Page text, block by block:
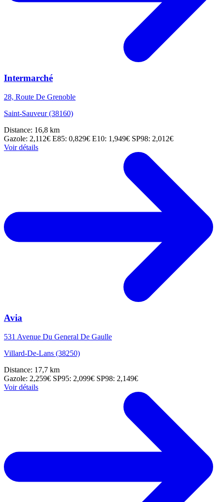
Intermarché
28, Route De Grenoble
Saint-Sauveur (38160)
Distance: 16,8 km
Gazole: 2,112€ E85: 0,829€ E10: 1,949€ SP98: 2,012€
Voir détails
Avia
531 Avenue Du General De Gaulle
Villard-De-Lans (38250)
Distance: 17,7 km
Gazole: 2,259€ SP95: 2,099€ SP98: 2,149€
Voir détails